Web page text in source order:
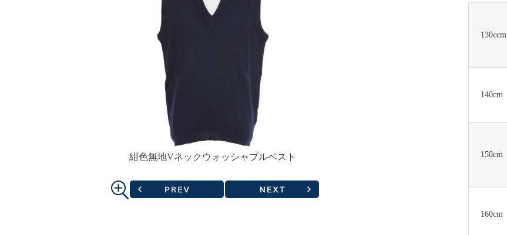
130ccm
140cm
150cm
160cm
紺色無地Vネックウォッシャブルベスト